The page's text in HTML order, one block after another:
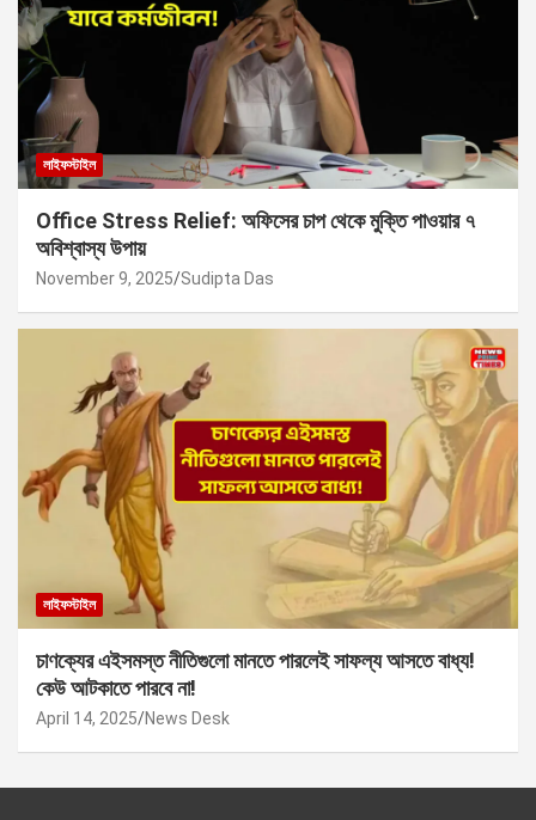
লাইফস্টাইল
Office Stress Relief: অফিসের চাপ থেকে মুক্তি পাওয়ার ৭
অবিশ্বাস্য উপায়
November 9, 2025 Sudipta Das
লাইফস্টাইল
চাণক্যের এইসমস্ত নীতিগুলো মানতে পারলেই সাফল্য আসতে বাধ্য!
কেউ আটকাতে পারবে না!
April 14, 2025 News Desk